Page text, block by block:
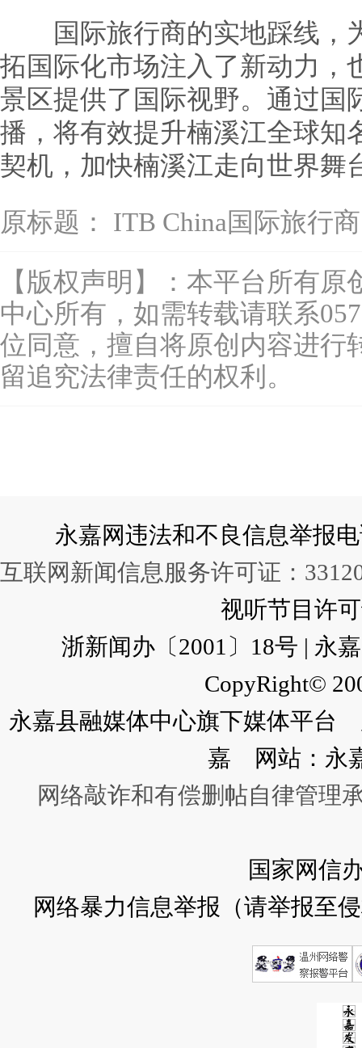
国际旅行商的实地踩线，
拓国际化市场注入了新动力，
景区提供了国际视野。通过国
播，将有效提升楠溪江全球知
契机，加快楠溪江走向世界舞
原标题：
ITB China国际旅行
【版权声明】：本平台所有
中心所有，如需转载请联系
位同意，擅自将原创内容进行
留追究法律责任的权利。
永嘉网违法和不良信息举报
互联网新闻信息服务许可证：
视听节目许
浙新闻办〔2001〕18号 | 永
CopyRight©
永嘉县融媒体中心旗下媒体平
嘉 网站：永
网络敲诈和有偿删帖自律管理
国家网信
网络暴力信息举报（请举报至